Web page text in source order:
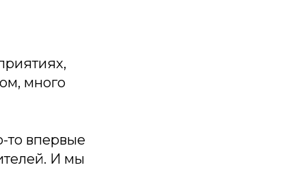
много
то впервые
И мы